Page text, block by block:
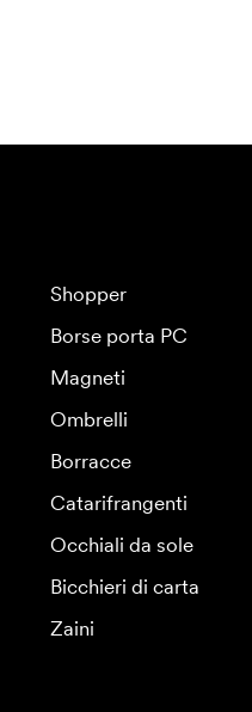
Shopper
Borse porta PC
Magneti
Ombrelli
Borracce
Catarifrangenti
Occhiali da sole
Bicchieri di carta
Zaini